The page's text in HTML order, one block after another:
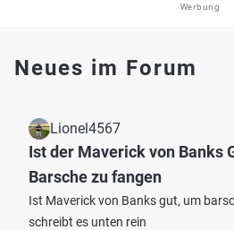
Werbung
Neues im Forum
Lionel4567
Ist der Maverick von Banks
Barsche zu fangen
Ist Maverick von Banks gut, um
schreibt es unten rein